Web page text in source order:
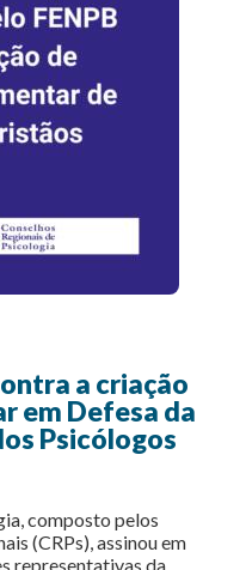
a criação
em Defesa da
Psicólogos
composto pelos
(CRPs), assinou em
representativas da